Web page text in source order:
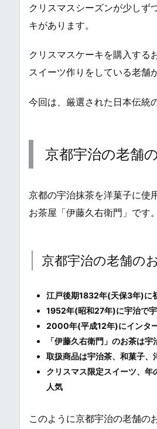
クリスマスシーズンが少しず
キがあります。
クリスマスケーキを購入する
スイーツ作りをしている老舗
今回は、厳選された日本伝統
京都宇治の老舗
京都の宇治抹茶を洋菓子に使
お茶屋「伊藤久右衛門」です。
京都宇治の老舗の
江戸後期1832年(天保3年)に
1952年(昭和27年)に宇治で
2000年(平成12年)にインタ
「伊藤久右衛門」のお茶は
取扱商品は宇治茶、和菓子、
クリスマス限定スイーツ、
人気
このように京都宇治の老舗の